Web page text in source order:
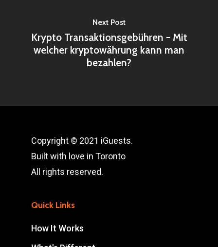
Next Post
Krypto Transaktionsgebühren - Mit
welcher kryptowährung kann man
bezahlen?
Copyright © 2021 iGuests.
Built with love in Toronto
All rights reserved.
Quick Links
How It Works